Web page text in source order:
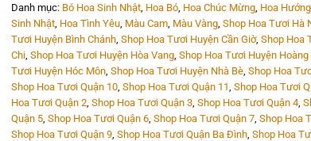
Danh mục: Bó Hoa Sinh Nhật, Hoa Bó, Hoa Chúc Mừng, Hoa
Sinh Nhật, Hoa Tình Yêu, Màu Cam, Màu Vàng, Shop Hoa Tươi Hà
Tươi Huyện Bình Chánh, Shop Hoa Tươi Huyện Cần Giờ, Shop Hoa
Chi, Shop Hoa Tươi Huyện Hòa Vang, Shop Hoa Tươi Huyện Hoàng
Tươi Huyện Hóc Môn, Shop Hoa Tươi Huyện Nhà Bè, Shop Hoa
Shop Hoa Tươi Quận 10, Shop Hoa Tươi Quận 11 Shop Hoa Tươi
Hoa Tươi Quận 2, Shop Hoa Tươi Quận 3, Shop Hoa Tươi Quận 4,
Quận 5, Shop Hoa Tươi Quận 6, Shop Hoa Tươi Quận 7, Shop Hoa
Shop Hoa Tươi Quận 9, Shop Hoa Tươi Quận Ba Đình, Shop Hoa